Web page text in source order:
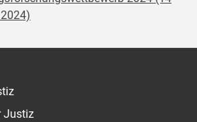
Justiz